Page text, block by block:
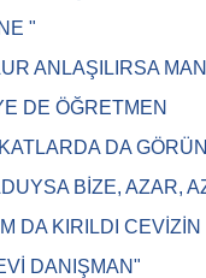
"
ANLAŞILIRSA
DE ÖĞRETMEN
DA
BİZE, AZAR,
DA KIRILDI CEVİZİN
DANIŞMAN"